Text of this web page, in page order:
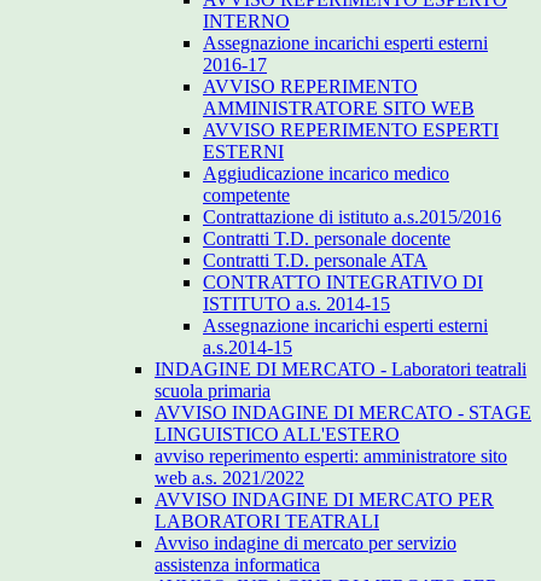
INTERNO
Assegnazione incarichi esperti esterni
2016-17
AVVISO REPERIMENTO
AMMINISTRATORE SITO WEB
AVVISO REPERIMENTO ESPERTI
ESTERNI
Aggiudicazione incarico medico
competente
Contrattazione di istituto a.s.2015/2016
Contratti T.D. personale docente
Contratti T.D. personale ATA
CONTRATTO INTEGRATIVO DI
ISTITUTO a.s. 2014-15
Assegnazione incarichi esperti esterni
a.s.2014-15
INDAGINE DI MERCATO - Laboratori teatrali
scuola primaria
AVVISO INDAGINE DI MERCATO - STAGE
LINGUISTICO ALL'ESTERO
avviso reperimento esperti: amministratore sito
web a.s. 2021/2022
AVVISO INDAGINE DI MERCATO PER
LABORATORI TEATRALI
Avviso indagine di mercato per servizio
assistenza informatica